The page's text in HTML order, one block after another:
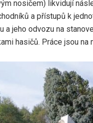
nosičem) likvidují
a přístupů k
a jeho odvozu na
hasičů. Práce jsou